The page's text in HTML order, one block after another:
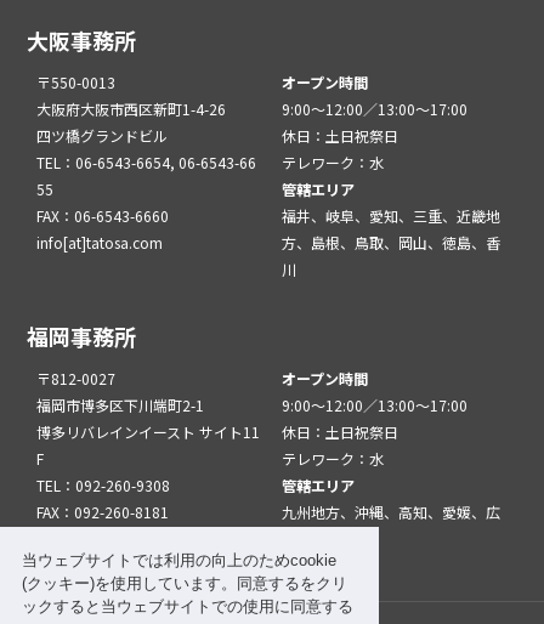
当ウェブサイトでは利用の向上のためcookie
(クッキー)を使用しています。同意するをクリ
ックすると当ウェブサイトでの使用に同意する
大阪事務所
〒550-0013
大阪府大阪市西区新町1-4-26
四ツ橋グランドビル
TEL：06-6543-6654, 06-6543-66
55
FAX：06-6543-6660
info[at]tatosa.com
オープン時間
9:00～12:00／13:00～17:00
休日：土日祝祭日
テレワーク：水
管轄エリア
福井、岐阜、愛知、三重、近畿地
方、島根、鳥取、岡山、徳島、香
川
福岡事務所
〒812-0027
福岡市博多区下川端町2-1
博多リバレインイースト サイト11
F
TEL：092-260-9308
FAX：092-260-8181
オープン時間
9:00～12:00／13:00～17:00
休日：土日祝祭日
テレワーク：水
管轄エリア
九州地方、沖縄、高知、愛媛、広